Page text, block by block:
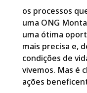
os processos
uma ONG
uma ótima
mais precisa e,
condições de
vivemos. Mas é
ações